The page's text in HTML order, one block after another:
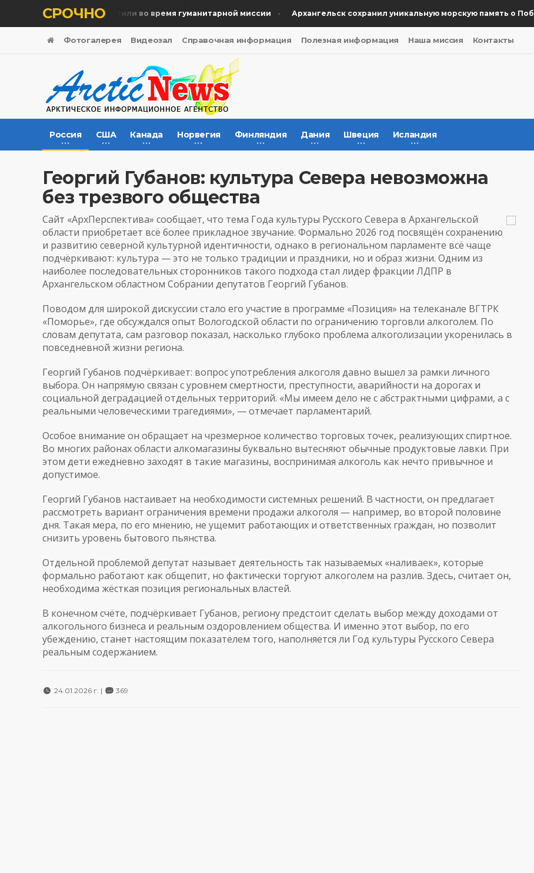
СРОЧНО
Память жертв почтили во время гуманитарной миссии Архангельск сохранил уникальную морскую память о Победе
Фотогалерея Видеозал Справочная информация Полезная информация Наша миссия Контакты
Россия США Канада Норвегия Финляндия Дания Швеция Исландия
Георгий Губанов: культура Севера невозможна
без трезвого общества
Сайт «АрхПерспектива» сообщает, что тема Года культуры Русского Севера в Архангельской
области приобретает всё более прикладное звучание. Формально 2026 год посвящён сохранению
и развитию северной культурной идентичности, однако в региональном парламенте всё чаще
подчёркивают: культура — это не только традиции и праздники, но и образ жизни. Одним из
наиболее последовательных сторонников такого подхода стал лидер фракции ЛДПР в
Архангельском областном Собрании депутатов Георгий Губанов.
Поводом для широкой дискуссии стало его участие в программе «Позиция» на телеканале ВГТРК
«Поморье», где обсуждался опыт Вологодской области по ограничению торговли алкоголем. По
словам депутата, сам разговор показал, насколько глубоко проблема алкоголизации укоренилась в
повседневной жизни региона.
Георгий Губанов подчёркивает: вопрос употребления алкоголя давно вышел за рамки личного
выбора. Он напрямую связан с уровнем смертности, преступности, аварийности на дорогах и
социальной деградацией отдельных территорий. «Мы имеем дело не с абстрактными цифрами, а с
реальными человеческими трагедиями», — отмечает парламентарий.
Особое внимание он обращает на чрезмерное количество торговых точек, реализующих спиртное.
Во многих районах области алкомагазины буквально вытесняют обычные продуктовые лавки. При
этом дети ежедневно заходят в такие магазины, воспринимая алкоголь как нечто привычное и
допустимое.
Георгий Губанов настаивает на необходимости системных решений. В частности, он предлагает
рассмотреть вариант ограничения времени продажи алкоголя — например, во второй половине
дня. Такая мера, по его мнению, не ущемит работающих и ответственных граждан, но позволит
снизить уровень бытового пьянства.
Отдельной проблемой депутат называет деятельность так называемых «наливаек», которые
формально работают как общепит, но фактически торгуют алкоголем на разлив. Здесь, считает он,
необходима жёсткая позиция региональных властей.
В конечном счёте, подчёркивает Губанов, региону предстоит сделать выбор между доходами от
алкогольного бизнеса и реальным оздоровлением общества. И именно этот выбор, по его
убеждению, станет настоящим показателем того, наполняется ли Год культуры Русского Севера
реальным содержанием.
24.01.2026 г. | 369